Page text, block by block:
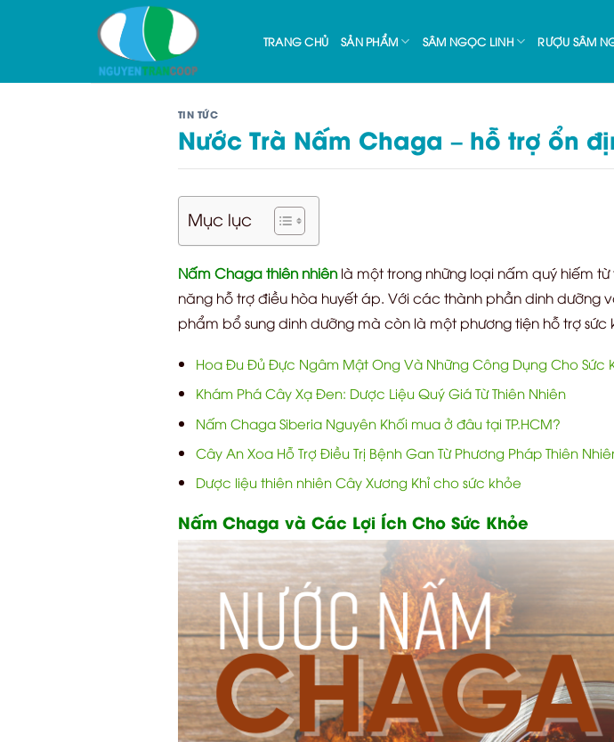
TRANG CHỦ SẢN PHẨM SÂM NGỌC LINH RƯỢU SÂM
TIN TỨC
Nước Trà Nấm Chaga – hỗ trợ ổn
Mục lục
Nấm Chaga thiên nhiênlà một trong những loại nấm quý hiếm từ
năng hỗ trợ điều hòa huyết áp. Với các thành phần dinh
phẩm bổ sung dinh dưỡng mà còn là một phương tiện hỗ trợ sức
Hoa Đu Đủ Đực Ngâm Mật Ong Và Những Công Dụng Cho Sức
Khám Phá Cây Xạ Đen: Dược Liệu Quý Giá Từ Thiên Nhiên
Nấm Chaga Siberia Nguyên Khối mua ở đâu tại TP.HCM?
Cây An Xoa Hỗ Trợ Điều Trị Bệnh Gan Từ Phương Pháp Thiên
Dược liệu thiên nhiên Cây Xương Khỉ cho sức khỏe
Nấm Chaga và Các Lợi Ích Cho Sức Khỏe